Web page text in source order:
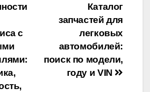
Каталог
запчастей для
легковых
автомобилей:
поиск по модели,
году и VIN
с